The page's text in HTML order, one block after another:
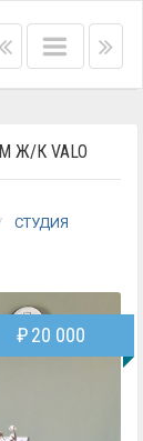
Left
bar
Main
menu
Right
Ж/К VALO
СТУДИЯ
₽20 000